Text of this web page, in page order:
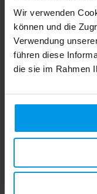
Wir verwenden
können und die
Verwendung
führen diese
die sie im Rahmen
Alcool pendant la
maintenant
question revient